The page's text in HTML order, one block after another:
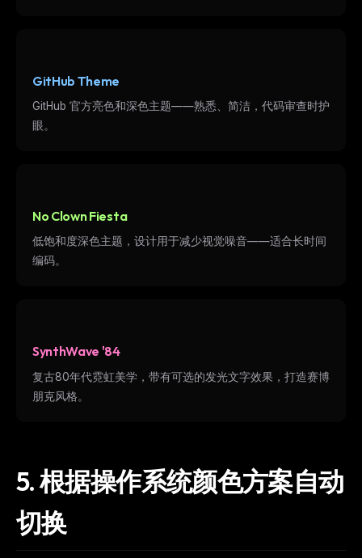
GitHub Theme
GitHub 官方亮色和深色主题——熟悉、简洁，代码审查时护
眼。
No Clown Fiesta
低饱和度深色主题，设计用于减少视觉噪音——适合长时间
编码。
SynthWave '84
复古80年代霓虹美学，带有可选的发光文字效果，打造赛博
朋克风格。
5. 根据操作系统颜色方案自动
切换